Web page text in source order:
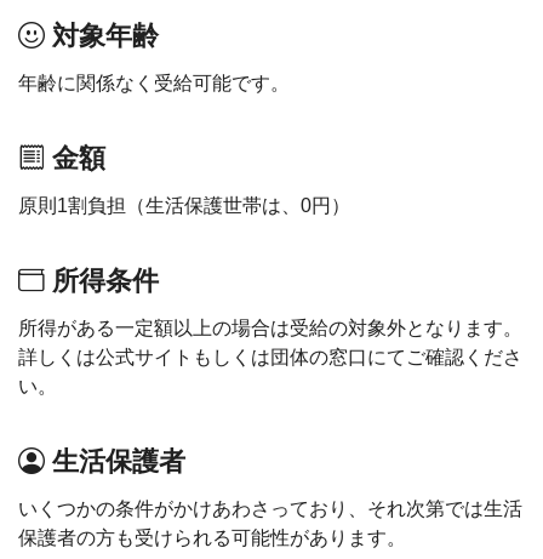
対象年齢
年齢に関係なく受給可能です。
金額
原則1割負担（生活保護世帯は、0円）
所得条件
所得がある一定額以上の場合は受給の対象外となります。
詳しくは公式サイトもしくは団体の窓口にてご確認くださ
い。
生活保護者
いくつかの条件がかけあわさっており、それ次第では生活
保護者の方も受けられる可能性があります。